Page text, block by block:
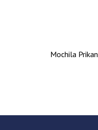
Mochila Prikan